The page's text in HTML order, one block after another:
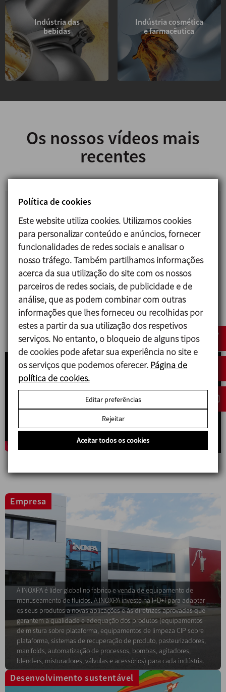
Indústria das
bebidas
Indústria cosmética
e farmacêutica
Os nossos vídeos mais
recentes
Em colaboração com o nosso parceiro TECNICAL,
oferecemos instalações completas destinadas à
produção de queijos frescos e prensados, bem
como maquinaria especializada para as
operações de receção e armazenamento,
higienização, pasteurização, transferência,
coalhada, moldagem, salga e limpeza das
instalações.
Empresa
A INOXPA é líder global no fabrico e venda de equipamento de
manuseamento de fluidos. A INOXPA investe na I+D+I para adaptar
os seus produtos a novas aplicações e às diretrizes aprovadas que
garantem a qualidade e adequação dos produtos (equipamentos
de mistura sobre plataforma, equipamentos de limpeza CIP sobre
plataforma, sistemas de recuperação de produto, pasteurizadores,
manifolds, automatização de processos, bombas, agitadores,
blenders, misturadores, válvulas e acessórios) para cada indústria.
Desenvolvimento sustentável
Política de cookies
Este website utiliza cookies. Utilizamos cookies
para personalizar conteúdo e anúncios, fornecer
funcionalidades de redes sociais e analisar o
nosso tráfego. Também partilhamos informações
acerca da sua utilização do site com os nossos
parceiros de redes sociais, de publicidade e de
análise, que as podem combinar com outras
informações que lhes forneceu ou recolhidas por
estes a partir da sua utilização dos respetivos
serviços. No entanto, o bloqueio de alguns tipos
de cookies pode afetar sua experiência no site e
os serviços que podemos oferecer. Página de
política de cookies.
Editar preferências
Rejeitar
Aceitar todos os cookies